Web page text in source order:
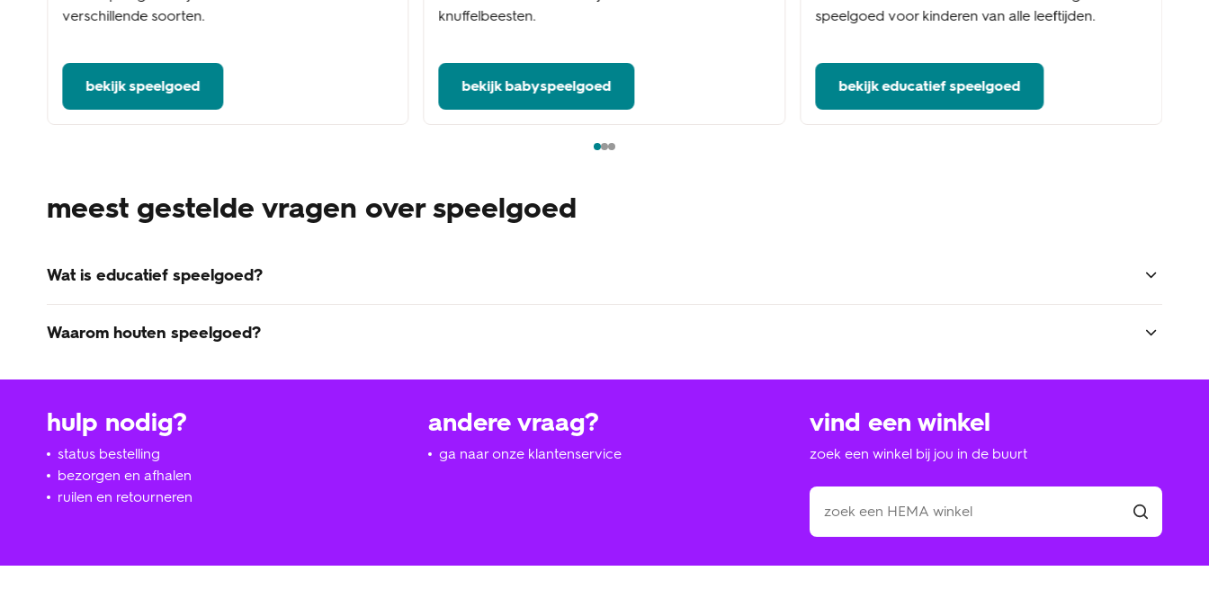
verschillende soorten.
bekijk speelgoed
knuffelbeesten.
bekijk babyspeelgoed
speelgoed voor kinderen van alle leeftijden.
bekijk educatief speelgoed
meest gestelde vragen over speelgoed
Wat is educatief speelgoed?
Educatief speelgoed is stimulerend voor een goede ontwikkeling van de hersenen, de motorische en sociaal-emotionele ontwikkeling. Maar ook bij het herkennen van taal.
Waarom houten speelgoed?
alleen je eerste kindje er volop plezier van, maar kunnen alle broertjes, zusjes, neefjes en nichtjes er later ook nog volop mee spelen.
hulp nodig?
status bestelling
bezorgen en afhalen
ruilen en retourneren
andere vraag?
ga naar onze klantenservice
vind een winkel
zoek een winkel bij jou in de buurt